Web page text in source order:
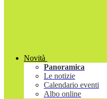
Novità
Panoramica
Le notizie
Calendario eventi
Albo online